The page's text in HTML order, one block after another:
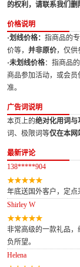
的权利，请联系我们删
价格说明
·划线价格： 指商品的
价等， 并非原价，仅供
·未划线价格：指商品的
商品参加活动，或会
准。
广告词说明
本页上的绝对化用词与
词、极限词等仅在本网
最新评论
138*****904
年底送国外客户，定点
Shirley W
非常高级的一款礼品
负所望。
Helena